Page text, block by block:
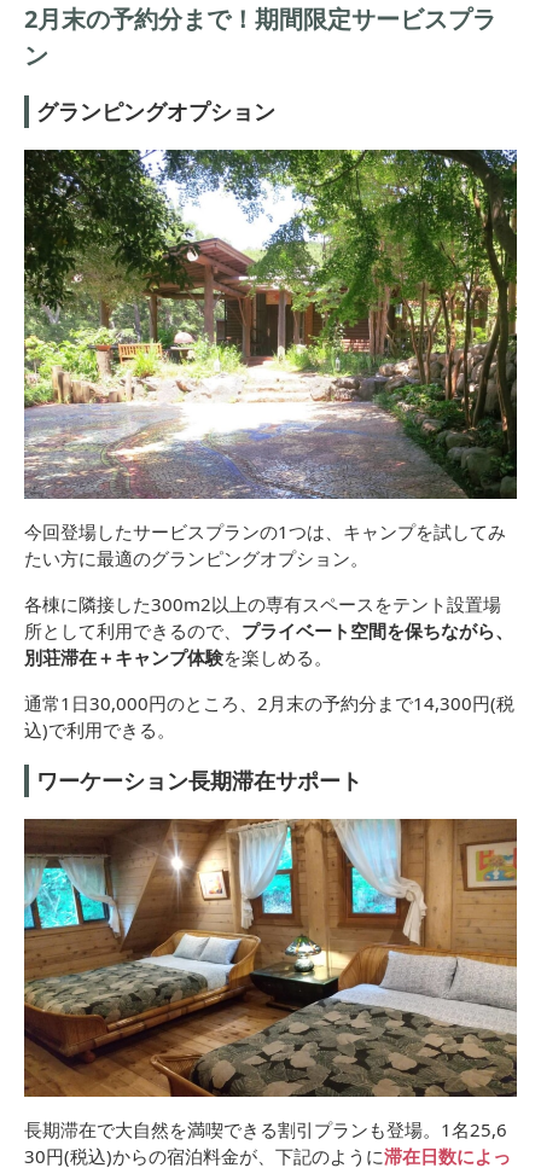
2月末の予約分まで！期間限定サービスプラ
ン
グランピングオプション
今回登場したサービスプランの1つは、キャンプを試してみ
たい方に最適のグランピングオプション。
各棟に隣接した300m2以上の専有スペースをテント設置場
所として利用できるので、 プライベート空間を保ちながら、
別荘滞在＋キャンプ体験を楽しめる。
通常1日30,000円のところ、2月末の予約分まで14,300円(税
込)で利用できる。
ワーケーション長期滞在サポート
長期滞在で大自然を満喫できる割引プランも登場。1名25,6
30円(税込)からの宿泊料金が、下記のように滞在日数によっ